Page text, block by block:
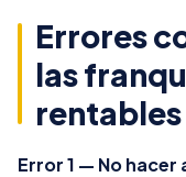
Errores
las
rentables
Error 1 — No